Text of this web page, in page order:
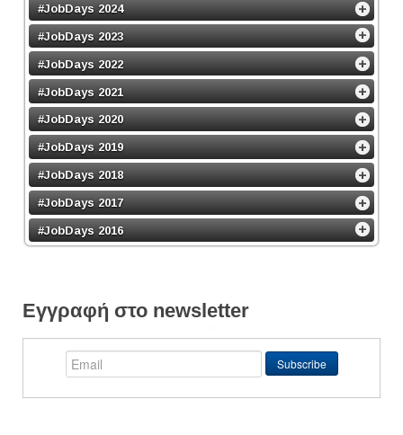
#JobDays 2024
#JobDays 2023
#JobDays 2022
#JobDays 2021
#JobDays 2020
#JobDays 2019
#JobDays 2018
#JobDays 2017
#JobDays 2016
Εγγραφή στο newsletter